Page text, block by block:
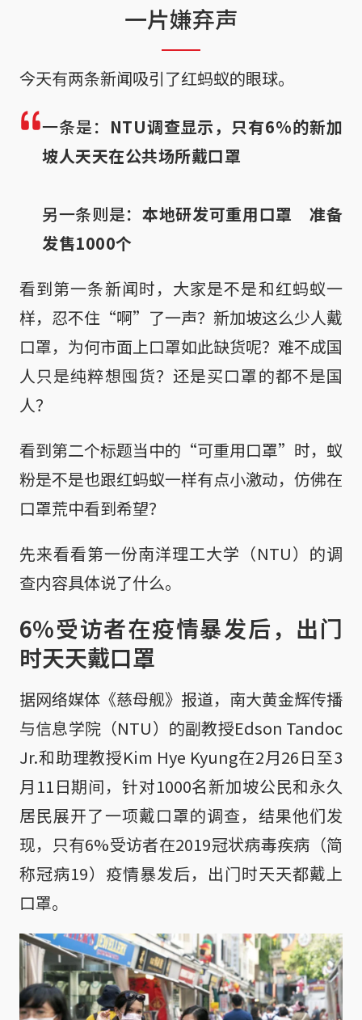
一片嫌弃声
今天有两条新闻吸引了红蚂蚁的眼球。
一条是： NTU调查显示，只有6%的新加
坡人天天在公共场所戴口罩
另一条则是：本地研发可重用口罩 准备
发售1000个
看到第一条新闻时，大家是不是和红蚂蚁一
样，忍不住“啊”了一声？新加坡这么少人戴
口罩，为何市面上口罩如此缺货呢？难不成国
人只是纯粹想囤货？还是买口罩的都不是国
人？
看到第二个标题当中的“可重用口罩”时，蚁
粉是不是也跟红蚂蚁一样有点小激动，仿佛在
口罩荒中看到希望？
先来看看第一份南洋理工大学（NTU）的调
查内容具体说了什么。
6%受访者在疫情暴发后，出门
时天天戴口罩
据网络媒体《慈母舰》报道，南大黄金辉传播
与信息学院（NTU）的副教授Edson Tandoc
Jr.和助理教授Kim Hye Kyung在2月26日至3
月11日期间，针对1000名新加坡公民和永久
居民展开了一项戴口罩的调查，结果他们发
现，只有6%受访者在2019冠状病毒疾病（简
称冠病19）疫情暴发后，出门时天天都戴上
口罩。